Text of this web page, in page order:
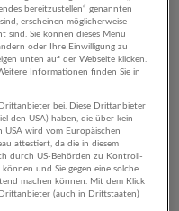
bereitzustellen“ genannten
erscheinen möglicherweise
sind. Sie können dieses Menü
oder Ihre Einwilligung zu
unten auf der Webseite klicken.
Informationen finden Sie in
bei. Diese Drittanbieter
den USA) haben, die über kein
USA wird vom Europäischen
attestiert, da die in diesem
durch US-Behörden zu Kontroll-
und Sie gegen eine solche
machen können. Mit dem Klick
Drittanbieter (auch in Drittstaaten)